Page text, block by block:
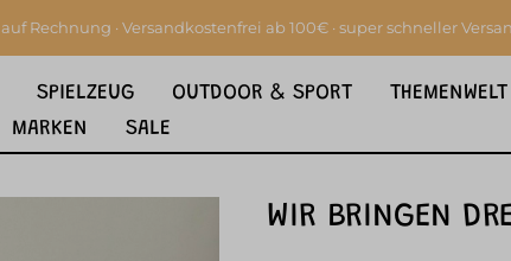
Rechnung · Versandkostenfrei ab 100€ · super schneller
SPIELZEUG OUTDOOR & SPORT
THEMENWELT
MARKEN SALE
WIR BRINGEN